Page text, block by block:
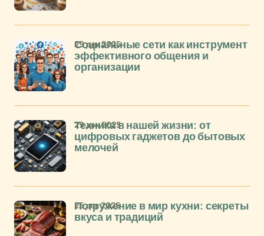
Социальные сети как инструмент
эффективного общения и
организации
29 дек 2025
Техника в нашей жизни: от
цифровых гаджетов до бытовых
мелочей
29 дек 2025
Погружение в мир кухни: секреты
вкуса и традиций
25 дек 2025